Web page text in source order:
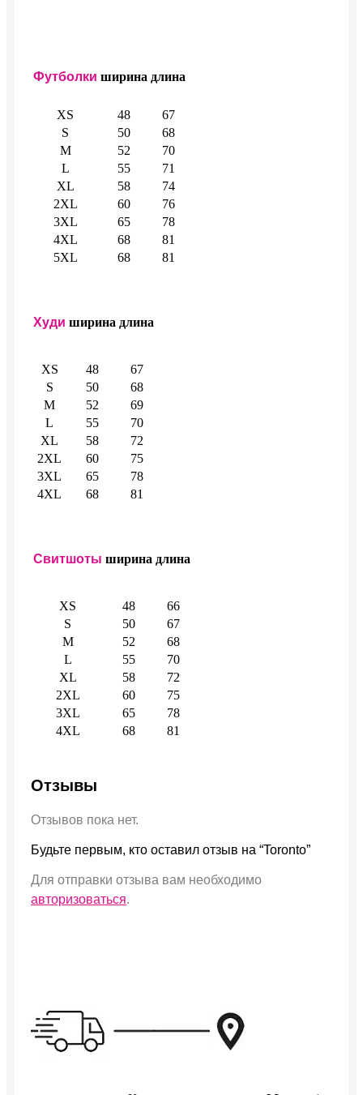
Футболки ширина длина
XS 48
67
S
50
68
M
52
70
L
55
71
XL
58
74
2XL
60
76
3XL
65
78
4XL
68
81
5XL
68 81
Худи ширина длина
XS 48
67
S
50
68
M
52
69
L
55
70
XL
58
72
2XL
60
75
3XL
65
78
4XL
68 81
Свитшоты ширина длина
XS 48
66
S
50
67
M
52
68
L
55
70
XL
58
72
2XL
60
75
3XL
65
78
4XL
68 81
Отзывы
Отзывов пока нет.
Будьте первым, кто оставил отзыв на “Toronto”
Для отправки отзыва вам необходимо
авторизоваться.